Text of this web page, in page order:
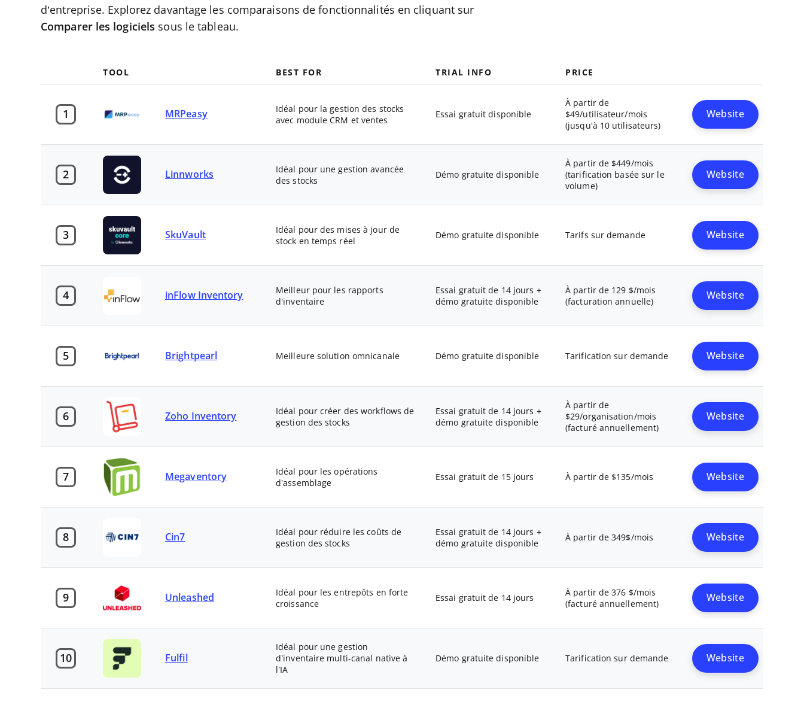
d’entreprise. Explorez davantage les comparaisons de fonctionnalités en cliquant sur
Comparer les logiciels sous le tableau.
TOOL BEST FOR TRIAL INFO PRICE
1 MRPeasy
Idéal pour la gestion des stocks
avec module CRM et ventes
Essai gratuit disponible
À partir de
$49/utilisateur/mois
(jusqu'à 10 utilisateurs)
Website
2 Linnworks
Idéal pour une gestion avancée
des stocks
Démo gratuite disponible
À partir de $449/mois
(tarification basée sur le
volume)
Website
3 SkuVault
Idéal pour des mises à jour de
stock en temps réel
Démo gratuite disponible Tarifs sur demande Website
4 inFlow Inventory
Meilleur pour les rapports
d'inventaire
Essai gratuit de 14 jours +
démo gratuite disponible
À partir de 129 $/mois
(facturation annuelle)
Website
5 Brightpearl Meilleure solution omnicanale Démo gratuite disponible Tarification sur demande Website
6 Zoho Inventory
Idéal pour créer des workflows de
gestion des stocks
Essai gratuit de 14 jours +
démo gratuite disponible
À partir de
$29/organisation/mois
(facturé annuellement)
Website
7 Megaventory
Idéal pour les opérations
d’assemblage
Essai gratuit de 15 jours À partir de $135/mois Website
8 Cin7
Idéal pour réduire les coûts de
gestion des stocks
Essai gratuit de 14 jours +
démo gratuite disponible
À partir de 349$/mois Website
9 Unleashed
Idéal pour les entrepôts en forte
croissance
Essai gratuit de 14 jours
À partir de 376 $/mois
(facturé annuellement)
Website
10 Fulfil
Idéal pour une gestion
d’inventaire multi-canal native à
l’IA
Démo gratuite disponible Tarification sur demande Website